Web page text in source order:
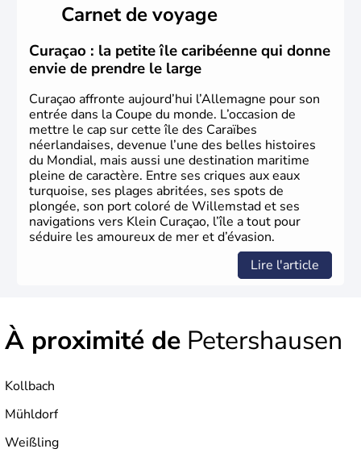
conservateur.Carnet de voyage
Curaçao : la petite île caribéenne qui donne
envie de prendre le large
Curaçao affronte aujourd’hui l’Allemagne pour son
entrée dans la Coupe du monde. L’occasion de
mettre le cap sur cette île des Caraïbes
néerlandaises, devenue l’une des belles histoires
du Mondial, mais aussi une destination maritime
pleine de caractère. Entre ses criques aux eaux
turquoise, ses plages abritées, ses spots de
plongée, son port coloré de Willemstad et ses
navigations vers Klein Curaçao, l’île a tout pour
séduire les amoureux de mer et d’évasion.
Lire l'article
À proximité de Petershausen
Kollbach
Mühldorf
Weißling